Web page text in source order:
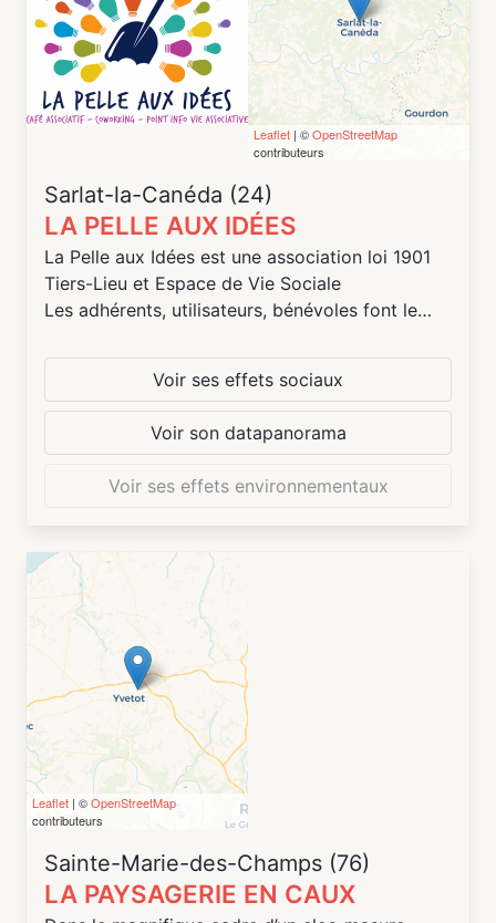
favoriser le développement et l’autonomie des
porteurs de projet.
Leaflet | ©OpenStreetMap
contributeurs
Sarlat-la-Canéda (24)
LA PELLE AUX IDÉES
La Pelle aux Idées est une association loi 1901
Tiers-Lieu et Espace de Vie Sociale
Les adhérents, utilisateurs, bénévoles font le
personnes qui le font vivre.
Ce lieu se compose :
- Café associatif (ateliers et évènements)
- Espace de travail partagé
associations locales et des porteurs de projets
destination des allocataires du RSA
Voir ses effets sociaux
Voir son datapanorama
Voir ses effets environnementaux
Leaflet | ©OpenStreetMap
contributeurs
Sainte-Marie-des-Champs (76)
LA PAYSAGERIE EN CAUX